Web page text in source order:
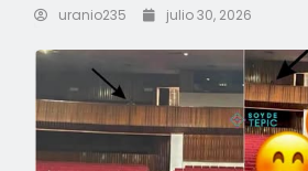
uranio235 julio 30, 2026